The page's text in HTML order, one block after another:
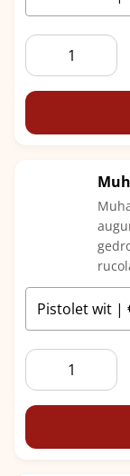
Mozzarella
Tomaat
aantal
Muhammara
VEGAN
aantal